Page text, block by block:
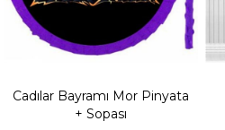
Cadılar Bayramı Mor Pinyata
+ Sopası